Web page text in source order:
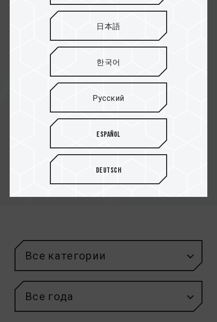
04.12.2025
Компания TEAMGROUP выпускает
миниатюрный внешний
твердотельный накопитель
TEAMGROUP PD40. Компактный и
легкий корпус в сочетании с
высокой
Портативный накопитель,
задающий новые тенденции
мобильной работы с данными
Все категории
Все года
日本語
한국어
Русский
Español
Deutsch